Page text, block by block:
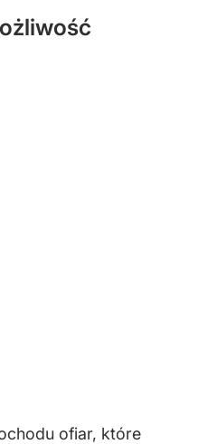
ofiar, które